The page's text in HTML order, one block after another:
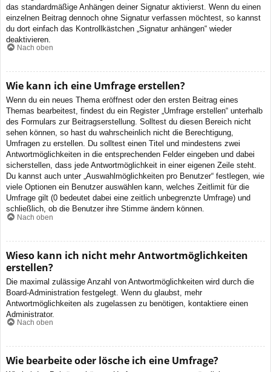
das standardmäßige Anhängen deiner Signatur aktivierst. Wenn du einen
einzelnen Beitrag dennoch ohne Signatur verfassen möchtest, so kannst
du dort einfach das Kontrollkästchen „Signatur anhängen“ wieder
deaktivieren.
Nach oben
Wie kann ich eine Umfrage erstellen?
Wenn du ein neues Thema eröffnest oder den ersten Beitrag eines
Themas bearbeitest, findest du ein Register „Umfrage erstellen“ unterhalb
des Formulars zur Beitragserstellung. Solltest du diesen Bereich nicht
sehen können, so hast du wahrscheinlich nicht die Berechtigung,
Umfragen zu erstellen. Du solltest einen Titel und mindestens zwei
Antwortmöglichkeiten in die entsprechenden Felder eingeben und dabei
sicherstellen, dass jede Antwortmöglichkeit in einer eigenen Zeile steht.
Du kannst auch unter „Auswahlmöglichkeiten pro Benutzer“ festlegen, wie
viele Optionen ein Benutzer auswählen kann, welches Zeitlimit für die
Umfrage gilt (0 bedeutet dabei eine zeitlich unbegrenzte Umfrage) und
schließlich, ob die Benutzer ihre Stimme ändern können.
Nach oben
Wieso kann ich nicht mehr Antwortmöglichkeiten
erstellen?
Die maximal zulässige Anzahl von Antwortmöglichkeiten wird durch die
Board-Administration festgelegt. Wenn du glaubst, mehr
Antwortmöglichkeiten als zugelassen zu benötigen, kontaktiere einen
Administrator.
Nach oben
Wie bearbeite oder lösche ich eine Umfrage?